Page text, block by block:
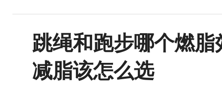
跳绳和跑步哪个燃
减脂该怎么选